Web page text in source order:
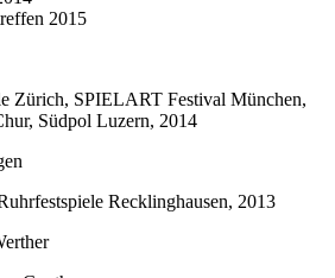
2015
Zürich, SPIELART Festival München,
Südpol Luzern, 2014
Recklinghausen, 2013